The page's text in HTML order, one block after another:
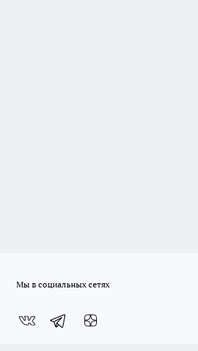
Мы в социальных сетях